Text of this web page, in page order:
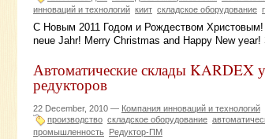
инноваций и технологий киит складское оборудование
С Новым 2011 Годом и Рождеством Христовым!
neue Jahr! Merry Christmas and Happy New
Автоматические склады KARDEX
редукторов
22 December, 2010 — Компания инноваций и технологий
производство складское оборудование
промышленность Редуктор-ПМ